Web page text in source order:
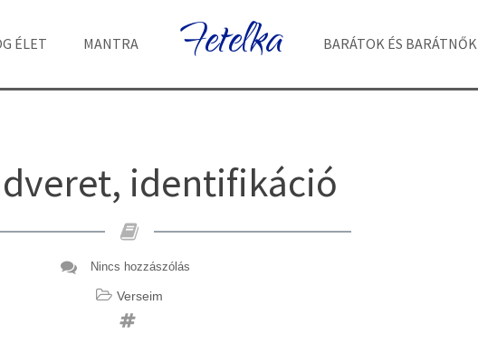
ÉLET MANTRA Fetelka BARÁTOK ÉS BARÁTNŐK
identifikáció
Nincs hozzászólás
Verseim